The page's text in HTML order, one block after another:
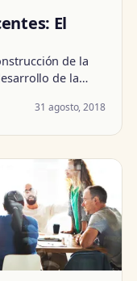
El
de la
de la…
31 agosto, 2018